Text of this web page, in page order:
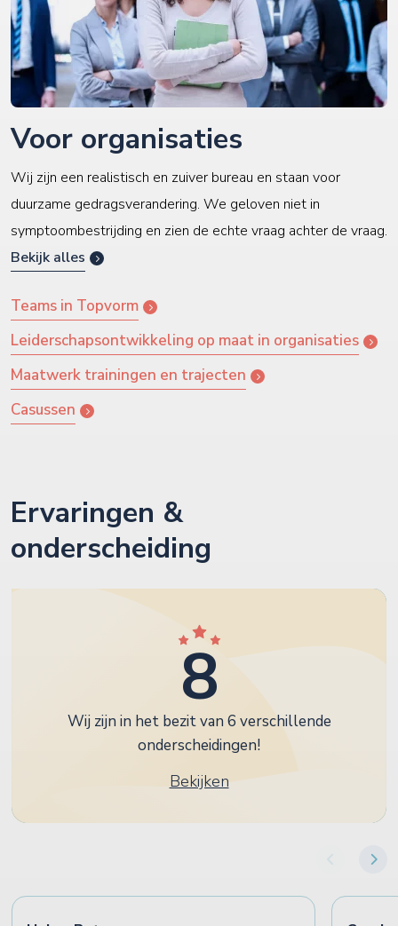
Voor organisaties
Wij zijn een realistisch en zuiver bureau en staan voor
duurzame gedragsverandering. We geloven niet in
symptoombestrijding en zien de echte vraag achter de vraag.
Bekijk alles
Teams in Topvorm
Leiderschapsontwikkeling op maat in organisaties
Maatwerk trainingen en trajecten
Casussen
Ervaringen &
onderscheiding
8
Wij zijn in het bezit van 6 verschillende
onderscheidingen!
Bekijken